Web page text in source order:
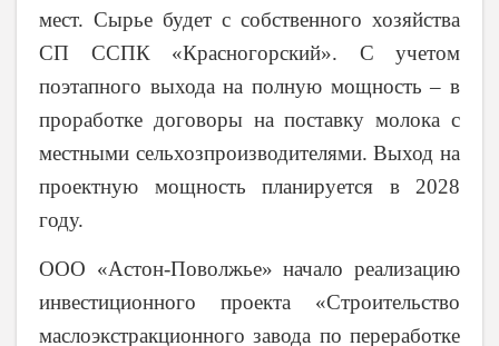
мест. Сырье будет с собственного хозяйства
СП ССПК «Красногорский». С учетом
поэтапного выхода на полную мощность – в
проработке договоры на поставку молока с
местными сельхозпроизводителями. Выход на
проектную мощность планируется в 2028
году.
ООО «Астон-Поволжье» начало реализацию
инвестиционного проекта «Строительство
маслоэкстракционного завода по переработке